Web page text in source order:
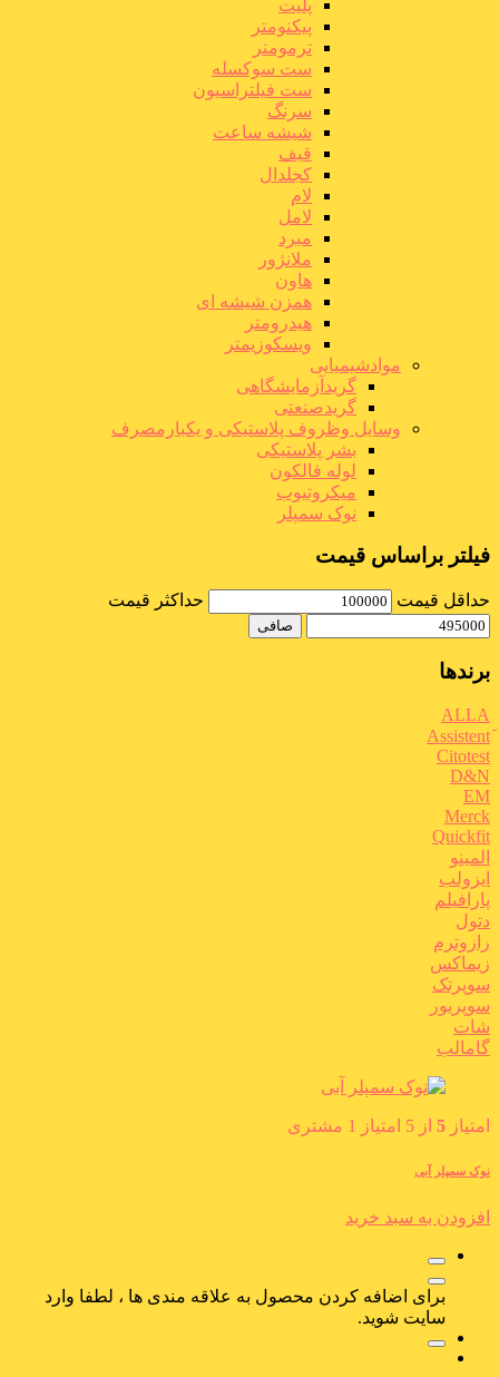
پلیت
پیکنومتر
ترمومتر
ست سوکسله
ست فیلتراسیون
سرنگ
شیشه ساعت
قیف
کجلدال
لام
لامل
مبرد
ملانژور
هاون
همزن شیشه ای
هیدرومتر
ویسکوزیمتر
موادشیمیایی
گریدآزمایشگاهی
گریدصنعتی
وسایل وظروف پلاستیکی و یکبارمصرف
بشر پلاستیکی
لوله فالکون
میکروتیوب
نوک سمپلر
فیلتر براساس قیمت
حداقل قیمت حداكثر قيمت
صافی
برندها
ALLA
Citotest
D&N
EM
Merck
Quickfit
المینو
ایزولب
پارافیلم
دتول
رازوترم
زیماکس
سوپرتک
سوپریور
شات
گامالب
امتیاز 5 از 5 امتیاز 1 مشتری
نوک سمپلر آبی
افزودن به سبد خرید
برای اضافه کردن محصول به علاقه مندی ها ، لطفا وارد
سایت شوید.